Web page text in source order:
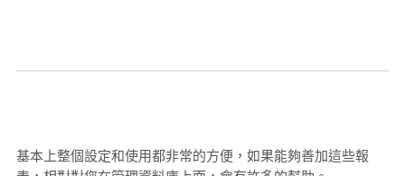
基本上整個設定和使用都非常的方便，如果能夠善加這些報